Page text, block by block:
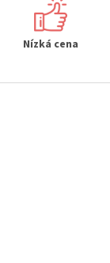
Nízká cena